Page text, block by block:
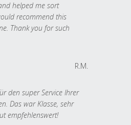
helped me sort
recommend this
Thank you for such
R.M.
den super Service Ihrer
Das war Klasse, sehr
empfehlenswert!